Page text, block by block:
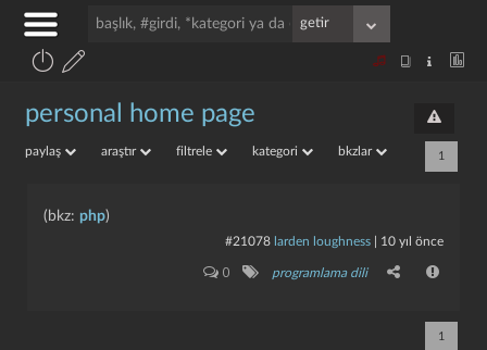
personal home page
paylaş araştır filtrele kategori bkzlar 1
(bkz: php)
#21078 larden loughness 10 yıl önce
0 programlama dili
1